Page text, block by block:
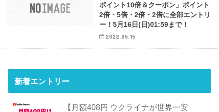
ポイント10倍＆クーポン」ポイント
2倍・5倍・2倍・2倍に全部エントリ
ー！5月16日(日)01:59まで！
2022.05.15
新着エントリー
【月額408円 ウクライナが世界一安